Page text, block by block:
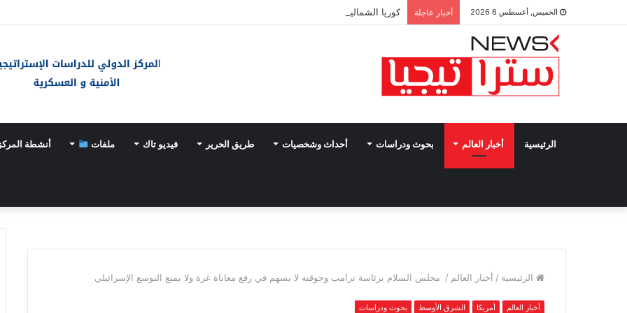
الخميس, أغسطس 6 2026 أخبار عاجلة كوريا الشمالية تتوعد بـ«خيارات عسكرية» مع تسارع وتيرة تسلّح اليابان
الرئيسية أخبار العالم بحوث ودراسات أحداث وشخصيات طريق الحرير فيديو تاك ملفات أنشطة المركز
الرئيسية / أخبار العالم / مجلس السلام برئاسة ترامب وجوقته لا يسهم في رفع معاناة غزة ولا يمنع التوسع الإسرائيلي
أخبار العالم أمريكا الشرق الأوسط بحوث ودراسات